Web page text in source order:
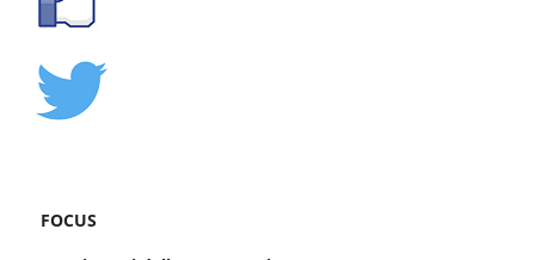
FOCUS